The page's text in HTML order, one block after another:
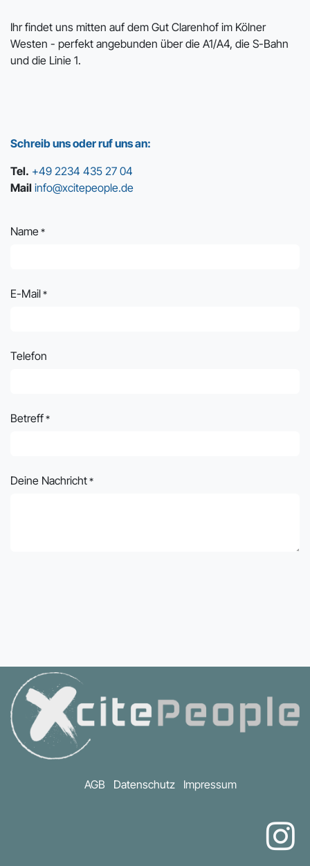
Ihr findet uns mitten auf dem Gut Clarenhof im Kölner
Westen - perfekt angebunden über die A1/A4, die S-Bahn
und die Linie 1.
Schreib uns oder ruf uns an:
Tel. +49 2234 435 27 04
Mail info@xcitepeople.de
Name*
E-Mail*
Telefon
Betreff*
Deine Nachricht*
AGB Datenschutz Impressum